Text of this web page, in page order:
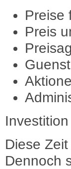
Preise
Preis
Diese
Dennoch